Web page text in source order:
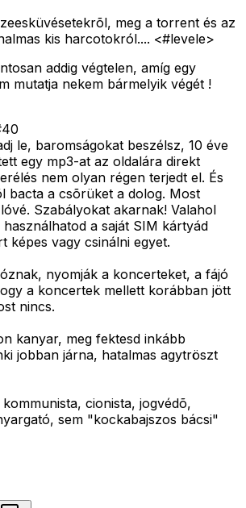
meg a torrent és az
kis harcotokról.... <#levele>
addig végtelen, amíg egy
mutatja nekem bármelyik végét !
40
le, baromságokat beszélsz, 10 éve
egy mp3-at az oldalára direkt
nem olyan régen terjedt el. És
bacta a csõrüket a dolog. Most
Szabályokat akarnak! Valahol
a saját SIM kártyád
képes vagy csinálni egyet.
nyomják a koncerteket, a fájó
a koncertek mellett korábban jött
nincs.
kanyar, meg fektesd inkább
jobban járna, hatalmas agytröszt
cionista, jogvédõ,
sem "kockabajszos bácsi"